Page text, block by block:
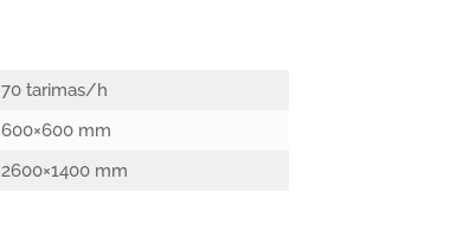
70 tarimas/h
600×600 mm
2600×1400 mm